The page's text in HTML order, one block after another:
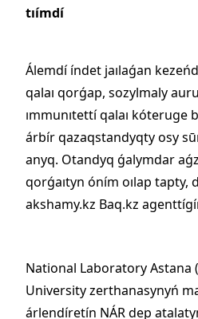
tıímdí
Álemdí índet jaılaǵan
qalaı qorǵap, sozylmaly
ımmunıtettí qalaı kóteruge
árbír qazaqstandyqty osy
anyq. Otandyq ǵalymdar
qorǵaıtyn óním oılap tapty,
akshamy.kz Baq.kz
National Laboratory Astana
University zerthanasynyń
árlendíretín NÁR dep